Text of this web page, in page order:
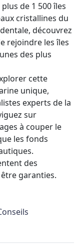
de 1 500 îles
cristallines du
découvrez
rejoindre les îles
des plus
cette
unique,
experts de la
sur
à couper le
les fonds
des
garanties.